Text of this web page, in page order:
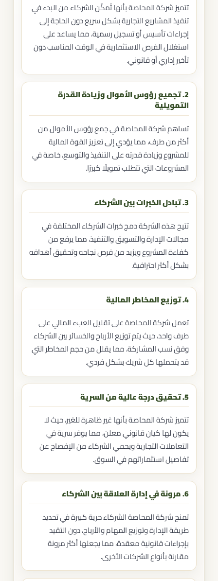
تتميز شركة المحاصة بأنها تُمكّن الشركاء من البدء في
تنفيذ المشاريع التجارية بشكل سريع دون الحاجة إلى
إجراءات تأسيس أو تسجيل رسمية، مما يساعد على
استغلال الفرص الاستثمارية في الوقت المناسب دون
تأخير إداري أو قانوني.
2. تجميع رؤوس الأموال وزيادة القدرة
التمويلية
تساهم شركة المحاصة في جمع رؤوس الأموال من
أكثر من طرف، مما يؤدي إلى تعزيز القوة المالية
للمشروع وزيادة قدرته على التنفيذ والتوسع، خاصة في
المشروعات التي تتطلب تمويلًا كبيرًا.
3. تبادل الخبرات بين الشركاء
تتيح هذه الشركة دمج خبرات الشركاء المختلفة في
مجالات الإدارة والتسويق والتنفيذ، مما يرفع من
كفاءة المشروع ويزيد من فرص نجاحه وتحقيق أهدافه
بشكل أكثر احترافية.
4. توزيع المخاطر المالية
تعمل شركة المحاصة على تقليل العبء المالي على
طرف واحد، حيث يتم توزيع الأرباح والخسائر بين الشركاء
وفق نسب المشاركة، مما يقلل من حجم المخاطر التي
قد يتحملها كل شريك بشكل فردي.
5. تحقيق درجة عالية من السرية
تتميز شركة المحاصة بأنها غير ظاهرة للغير، حيث لا
يكون لها كيان قانوني معلن، مما يوفر سرية في
التعاملات التجارية ويحمي الشركاء من الإفصاح عن
تفاصيل استثماراتهم في السوق.
6. مرونة في إدارة العلاقة بين الشركاء
تمنح شركة المحاصة الشركاء حرية كبيرة في تحديد
طريقة الإدارة وتوزيع المهام والأرباح، دون التقيد
بإجراءات قانونية معقدة، مما يجعلها أكثر مرونة
مقارنة بأنواع الشركات الأخرى.